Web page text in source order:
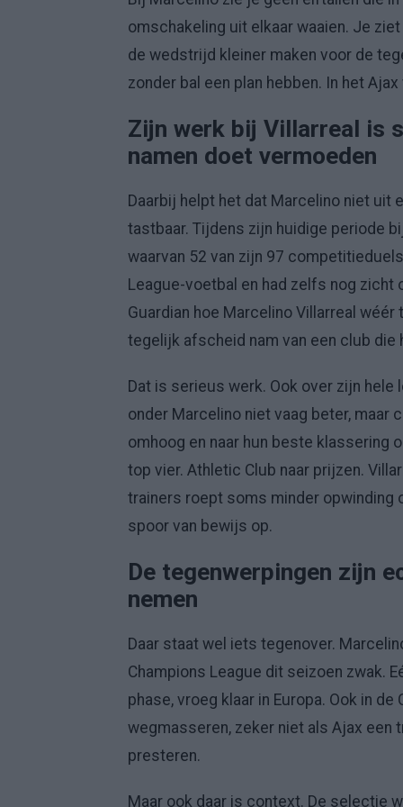
omschakeling uit elkaar waaien. Je
de wedstrijd kleiner maken voor de
zonder bal een plan hebben. In het
Zijn werk bij Villarreal is
namen doet vermoeden
Daarbij helpt het dat Marcelino niet
tastbaar. Tijdens zijn huidige periode
waarvan 52 van zijn 97
League-voetbal en had zelfs nog zicht
Guardian hoe Marcelino Villarreal
tegelijk afscheid nam van een club
Dat is serieus werk. Ook over zijn hele
onder Marcelino niet vaag beter, maar
omhoog en naar hun beste klassering
top vier. Athletic Club naar prijzen.
trainers roept soms minder opwinding
spoor van bewijs op.
De tegenwerpingen zijn
nemen
Daar staat wel iets tegenover.
Champions League dit seizoen zwak.
phase, vroeg klaar in Europa. Ook in
wegmasseren, zeker niet als Ajax
presteren.
Maar ook daar is context. De selectie